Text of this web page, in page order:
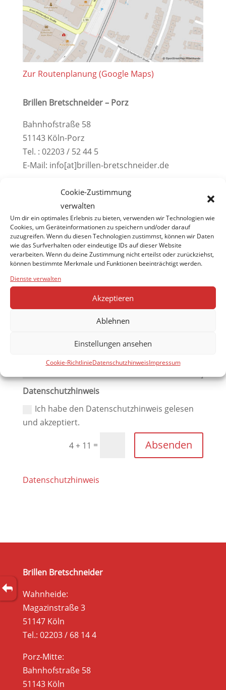
Cookie-Zustimmung
verwalten
Um dir ein optimales Erlebnis zu bieten, verwenden wir Technologien wie
Cookies, um Geräteinformationen zu speichern und/oder darauf
zuzugreifen. Wenn du diesen Technologien zustimmst, können wir Daten
wie das Surfverhalten oder eindeutige IDs auf dieser Website
verarbeiten. Wenn du deine Zustimmung nicht erteilst oder zurückziehst,
können bestimmte Merkmale und Funktionen beeinträchtigt werden.
Dienste verwalten
Akzeptieren
Ablehnen
Einstellungen ansehen
Cookie-RichtlinieDatenschutzhinweisImpressum
Zur Routenplanung (Google Maps)
Brillen Bretschneider – Porz
Bahnhofstraße 58
51143 Köln-Porz
Tel. : 02203 / 52 44 5
E-Mail: info[at]brillen-bretschneider.de
Kontaktformular
Datenschutzhinweis
Ich habe den Datenschutzhinweis gelesen
und akzeptiert.
4 + 11 = Absenden
Datenschutzhinweis
Brillen Bretschneider
Wahnheide:
Magazinstraße 3
51147 Köln
Tel.: 02203 / 68 14 4
Porz-Mitte:
Bahnhofstraße 58
51143 Köln